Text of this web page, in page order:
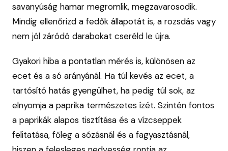
savanyúság hamar megromlik, megzavarosodik.
Mindig ellenőrizd a fedők állapotát is, a rozsdás vagy
nem jól záródó darabokat cseréld le újra.
Gyakori hiba a pontatlan mérés is, különösen az
ecet és a só arányánál. Ha túl kevés az ecet, a
tartósító hatás gyengülhet, ha pedig túl sok, az
elnyomja a paprika természetes ízét. Szintén fontos
a paprikák alapos tisztítása és a vízcseppek
felitatása, főleg a sózásnál és a fagyasztásnál,